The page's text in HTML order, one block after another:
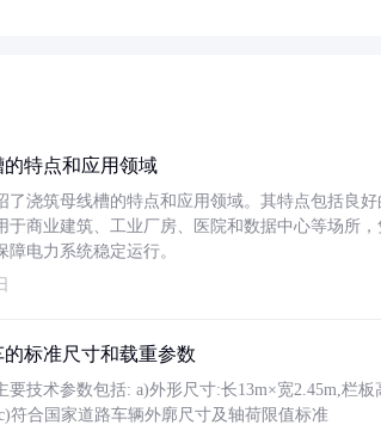
特点和应用领域
了浇筑母线槽的特点和应用领域。其特点包括良
于商业建筑、工业厂房、医院和数据中心等场所
障电力系统稳定运行。
的标准尺寸和载重参数
要技术参数包括: a)外形尺寸:长13m×宽2.45m,栏
符合国家道路车辆外廓尺寸及轴荷限值标准